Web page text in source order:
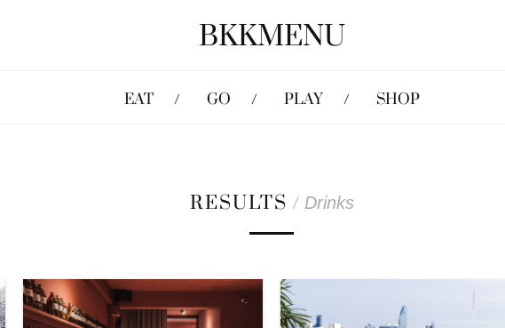
BKKMENU
EAT GO PLAY SHOP
RESULTS / Drinks